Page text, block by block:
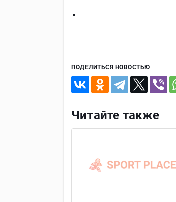
ПОДЕЛИТЬСЯ НОВОСТЬЮ
Читайте также